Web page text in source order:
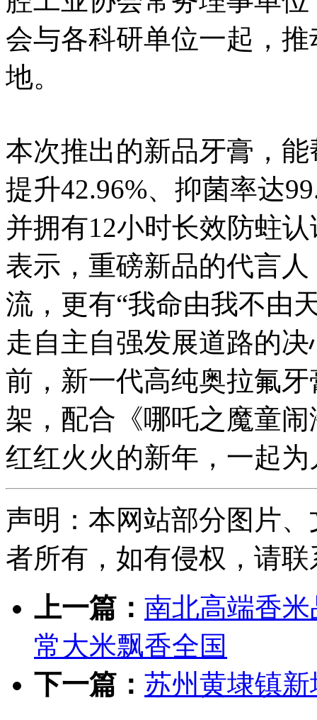
会与各科研单位一起，
地。
本次推出的新品牙膏，
提升42.96%、抑菌率达
并拥有12小时长效防蛀
表示，重磅新品的代言
流，更有“我命由我不由
走自主自强发展道路的
前，新一代高纯奥拉氟
架，配合《哪吒之魔童
红红火火的新年，一起
声明：本网站部分图片
者所有，如有侵权，请联
上一篇： 南北高端香
常大米飘香全国
下一篇： 苏州黄埭镇